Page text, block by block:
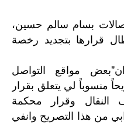
بسام سالم حسين،
قرارها بتجديد رخصة
مواقع التواصل
منسوباً لي يتعلق بقرار
النقال وقرار محكمة
من هذا التصريح وانفي